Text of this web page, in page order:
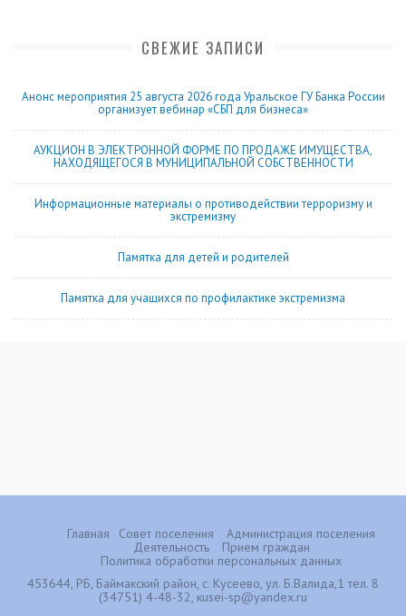
СВЕЖИЕ ЗАПИСИ
Анонс мероприятия 25 августа 2026 года Уральское ГУ Банка России
организует вебинар «СБП для бизнеса»
АУКЦИОН В ЭЛЕКТРОННОЙ ФОРМЕ ПО ПРОДАЖЕ ИМУЩЕСТВА,
НАХОДЯЩЕГОСЯ В МУНИЦИПАЛЬНОЙ СОБСТВЕННОСТИ
Информационные материалы о противодействии терроризму и
экстремизму
Памятка для детей и родителей
Памятка для учащихся по профилактике экстремизма
Главная Совет поселения
Администрация поселения
Деятельность
Прием граждан
Политика обработки персональных данных
453644, РБ, Баймакский район, с. Кусеево, ул. Б.Валида,1 тел. 8
(34751) 4-48-32, кusei-sp@yandex.ru